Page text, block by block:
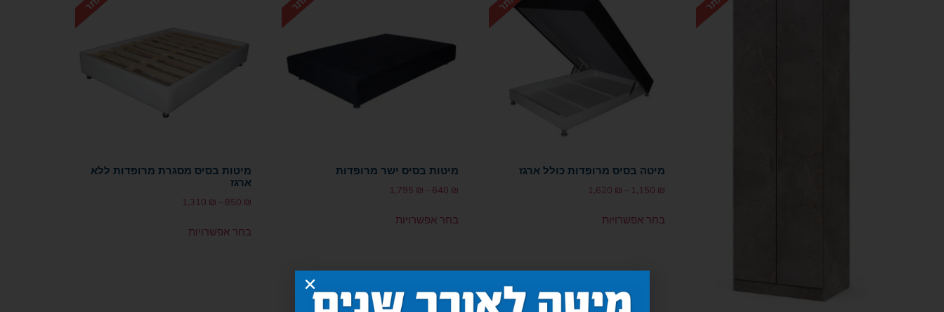
מיטה בסיס מרופדות כולל ארגז
1,150 ₪
–
1,620 ₪
בחר אפשרויות
מיטות בסיס ישר מרופדות
640 ₪
–
1,795 ₪
בחר אפשרויות
מיטות בסיס מסגרת מרופדות ללא
ארגז
850 ₪
–
1,310 ₪
בחר אפשרויות